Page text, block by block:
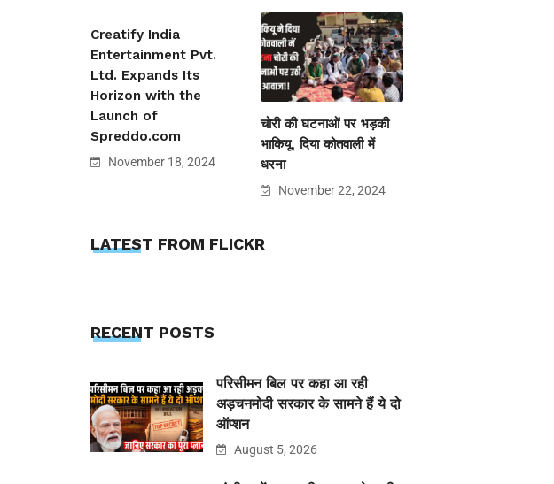
Creatify India
Entertainment Pvt.
Ltd. Expands Its
Horizon with the
Launch of
Spreddo.com
November 18, 2024
चोरी की घटनाओं पर भड़की
भाकियू, दिया कोतवाली में
धरना
November 22, 2024
LATEST FROM FLICKR
RECENT POSTS
परिसीमन बिल पर कहा आ रही
अड़चनमोदी सरकार के सामने हैं ये दो
ऑप्शन
August 5, 2026